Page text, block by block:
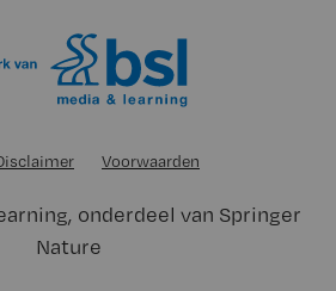
Voorwaarden
, onderdeel van Springer
Nature